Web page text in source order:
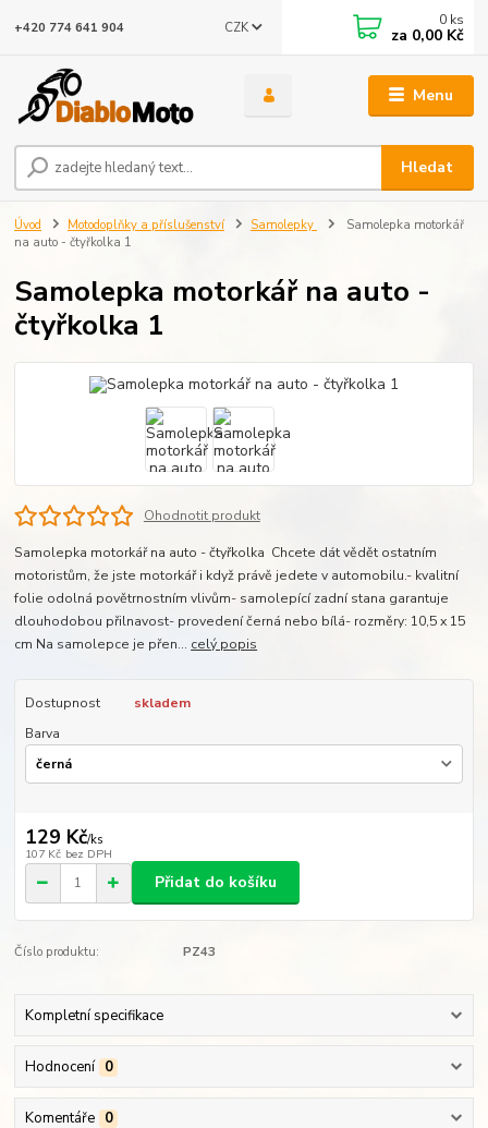
Menu
CZK
Hledat
+420 774 641 904 0 ks
za 0,00 Kč
Úvod Motodoplňky a příslušenství Samolepky
Samolepka motorkář
na auto - čtyřkolka 1
Samolepka motorkář na auto -
čtyřkolka 1
Ohodnotit produkt
Samolepka motorkář na auto - čtyřkolka Chcete dát vědět ostatním
motoristům, že jste motorkář i když právě jedete v automobilu.- kvalitní
folie odolná povětrnostním vlivům- samolepící zadní stana garantuje
dlouhodobou přilnavost- provedení černá nebo bílá- rozměry: 10,5 x 15
cm Na samolepce je přen... celý popis
Dostupnost
skladem
Barva
129 Kč/ks
107 Kč bez DPH
Přidat do košíku
Číslo produktu: PZ43
Kompletní specifikace
Hodnocení 0
Komentáře 0